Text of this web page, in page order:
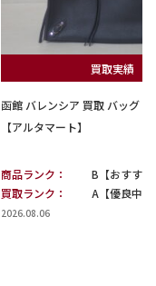
買取実績
函館 バレンシア 買取 バッグ｜
【アルタマート】
商品ランク：
B【おすすめ
買取ランク：
A【優良中古
2026.08.06